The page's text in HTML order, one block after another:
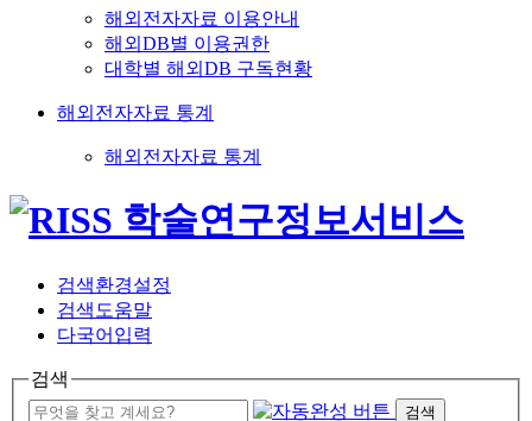
해외전자자료 이용안내
해외DB별 이용권한
대학별 해외DB 구독현황
해외전자자료 통계
해외전자자료 통계
검색환경설정
검색도움말
다국어입력
검색
검색